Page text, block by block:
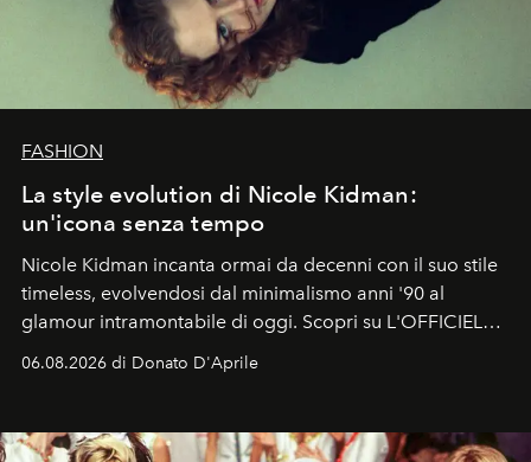
FASHION
La style evolution di Nicole Kidman:
un'icona senza tempo
Nicole Kidman incanta ormai da decenni con il suo stile
timeless, evolvendosi dal minimalismo anni '90 al
glamour intramontabile di oggi. Scopri su L'OFFICIEL
Italia la sua style evolution.
06.08.2026 di Donato D'Aprile